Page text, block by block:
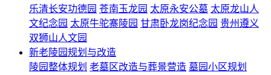
乐清长安功德园 苍南玉龙园 太原永安公墓 太原龙山人
文纪念园 太原牛驼寨陵园 甘肃卧龙岗纪念园 贵州遵义
双狮山人文园
新老陵园规划与改造
陵园整体规划 老墓区改造与葬景营造 墓园小区规划